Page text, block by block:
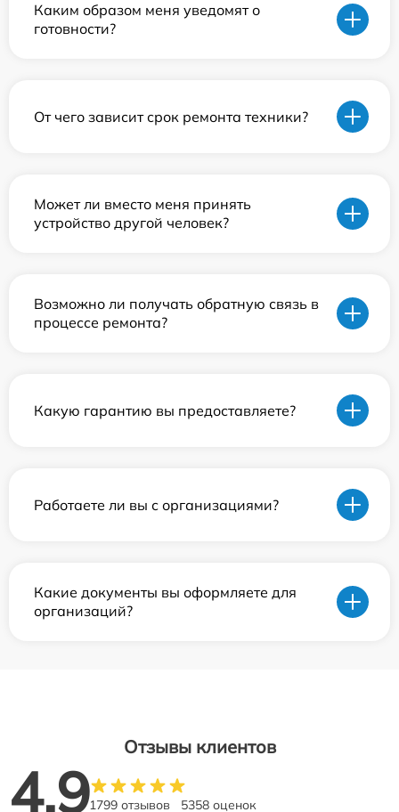
Каким образом меня уведомят о
готовности?
От чего зависит срок ремонта техники?
Может ли вместо меня принять
устройство другой человек?
Возможно ли получать обратную связь в
процессе ремонта?
Какую гарантию вы предоставляете?
Работаете ли вы с организациями?
Какие документы вы оформляете для
организаций?
Отзывы клиентов
4.91799 отзывов 5358 оценок